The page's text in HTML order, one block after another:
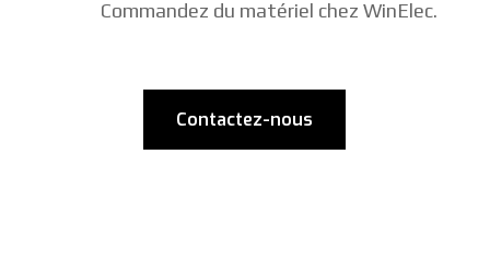
Commandez du matériel chez WinElec.
Contactez-nous